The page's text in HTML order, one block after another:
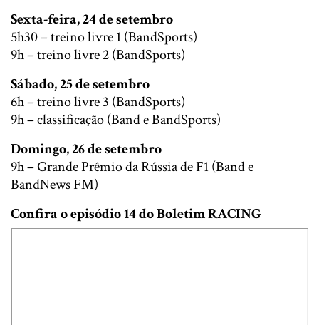
Sexta-feira, 24 de setembro
5h30 – treino livre 1 (BandSports)
9h – treino livre 2 (BandSports)
Sábado, 25 de setembro
6h – treino livre 3 (BandSports)
9h – classificação (Band e BandSports)
Domingo, 26 de setembro
9h – Grande Prêmio da Rússia de F1 (Band e
BandNews FM)
Confira o episódio 14 do Boletim RACING